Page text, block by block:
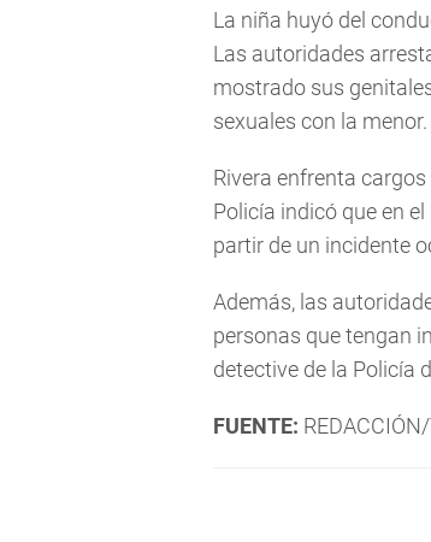
La niña huyó del
Las autoridades
mostrado sus
sexuales con la menor.
Rivera enfrenta
Policía indicó que en
partir de un incidente
Además, las
personas que tengan
detective de la Policía
FUENTE: